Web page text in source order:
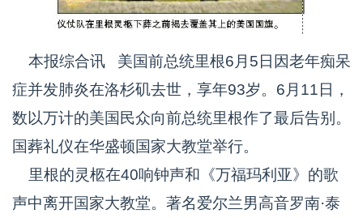
本报综合讯 美国前总统里根6月5日因老年痴呆
症并发肺炎在洛杉矶去世，享年93岁。6月11日，
数以万计的美国民众向前总统里根作了最后告别。
国葬礼仪在华盛顿国家大教堂举行。
里根的灵柩在40响钟声和《万福玛利亚》的歌
声中离开国家大教堂。著名爱尔兰男高音罗南·泰